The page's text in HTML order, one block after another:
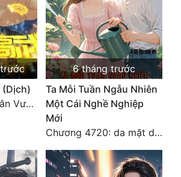
(Dịch)
Chương 3560 Nhân Vương trở về - END
6 tháng trước
Ta Mỗi Tuần Ngẫu Nhiên
Một Cái Nghề Nghiệp
Mới
Chương 4720: da mặt dày